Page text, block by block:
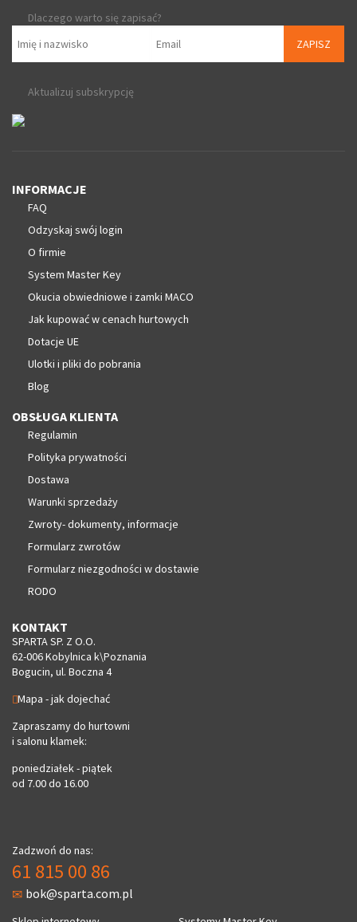
Dlaczego warto się zapisać?
ZAPISZ
Aktualizuj subskrypcję
INFORMACJE
FAQ
Odzyskaj swój login
O firmie
System Master Key
Okucia obwiedniowe i zamki MACO
Jak kupować w cenach hurtowych
Dotacje UE
Ulotki i pliki do pobrania
Blog
OBSŁUGA KLIENTA
Regulamin
Polityka prywatności
Dostawa
Warunki sprzedaży
Zwroty- dokumenty, informacje
Formularz zwrotów
Formularz niezgodności w dostawie
RODO
KONTAKT
SPARTA SP. Z O.O.
62-006 Kobylnica k\Poznania
Bogucin, ul. Boczna 4
Mapa - jak dojechać
Zapraszamy do hurtowni
i salonu klamek:
poniedziałek - piątek
od 7.00 do 16.00
Zadzwoń do nas:
61 815 00 86
bok@sparta.com.pl